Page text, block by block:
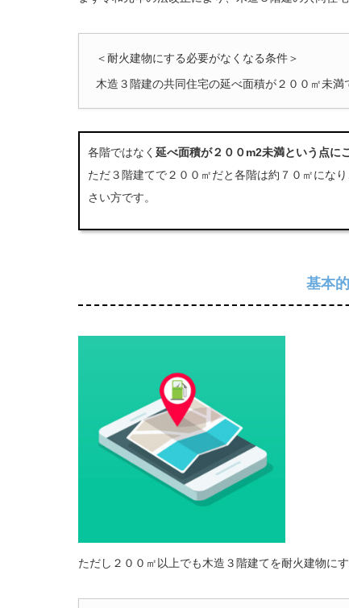
＜耐火建物にする必要がなくなる条件＞
木造３階建の共同住宅の延べ面積が２００㎡未満
各階ではなく 延べ面積が２００m2未満という点に
ただ３階建てで２００㎡だと各階は約７０㎡にな
さい方です。
基本
ただし２００㎡以上でも木造３階建てを耐火建物に